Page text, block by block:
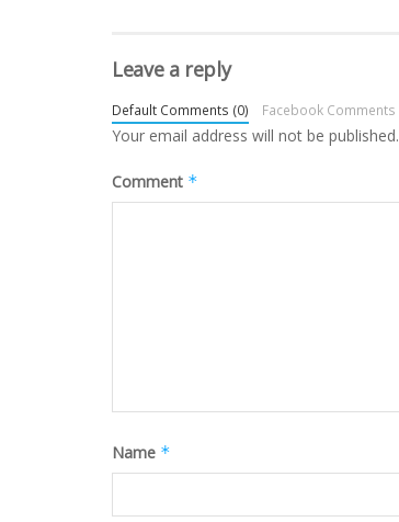
Leave a reply
Default Comments (0) Facebook Comments
Your email address will not be published.
Comment *
Name *